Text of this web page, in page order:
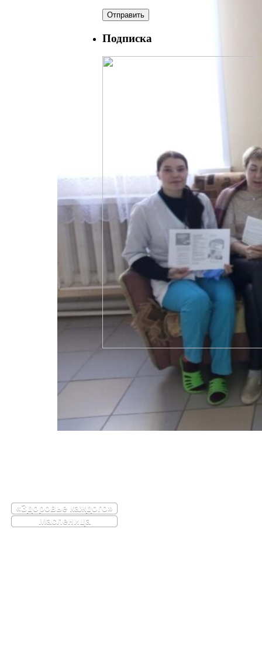
«Здоровье каждого»
Масленица
Подписка